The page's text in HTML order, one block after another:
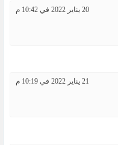
20 يناير 2022 في 10:42 م
21 يناير 2022 في 10:19 م